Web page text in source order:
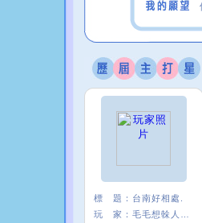
標 題： 台南好相處.
玩 家：